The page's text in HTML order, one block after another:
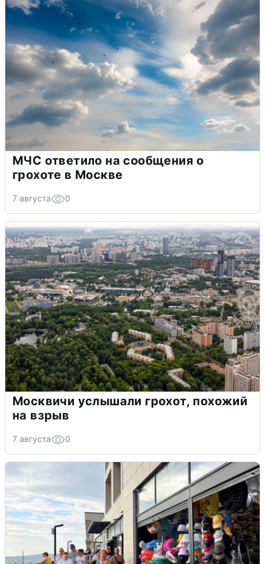
МЧС ответило на сообщения о
грохоте в Москве
7 августа 0
Москвичи услышали грохот, похожий
на взрыв
7 августа 0